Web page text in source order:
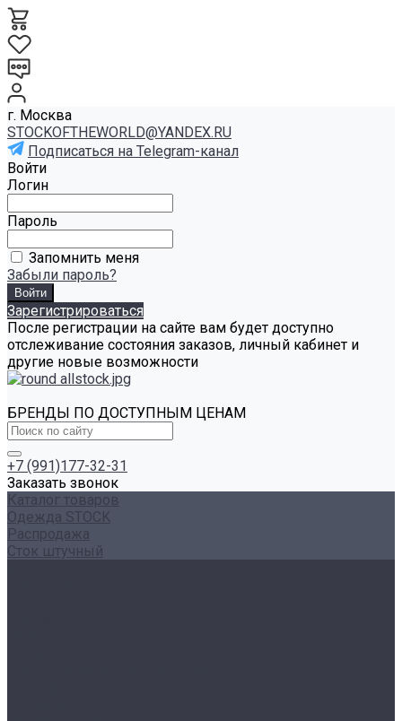
г. Москва
STOCKOFTHEWORLD@YANDEX.RU
Подписаться на Telegram-канал
Войти
Логин
Пароль
Запомнить меня
Забыли пароль?
Зарегистрироваться
После регистрации на сайте вам будет доступно
отслеживание состояния заказов, личный кабинет и
другие новые возможности
БРЕНДЫ ПО ДОСТУПНЫМ ЦЕНАМ
+7 (991)177-32-31
Заказать звонок
Каталог товаров
Одежда STOCK
Распродажа
Сток штучный